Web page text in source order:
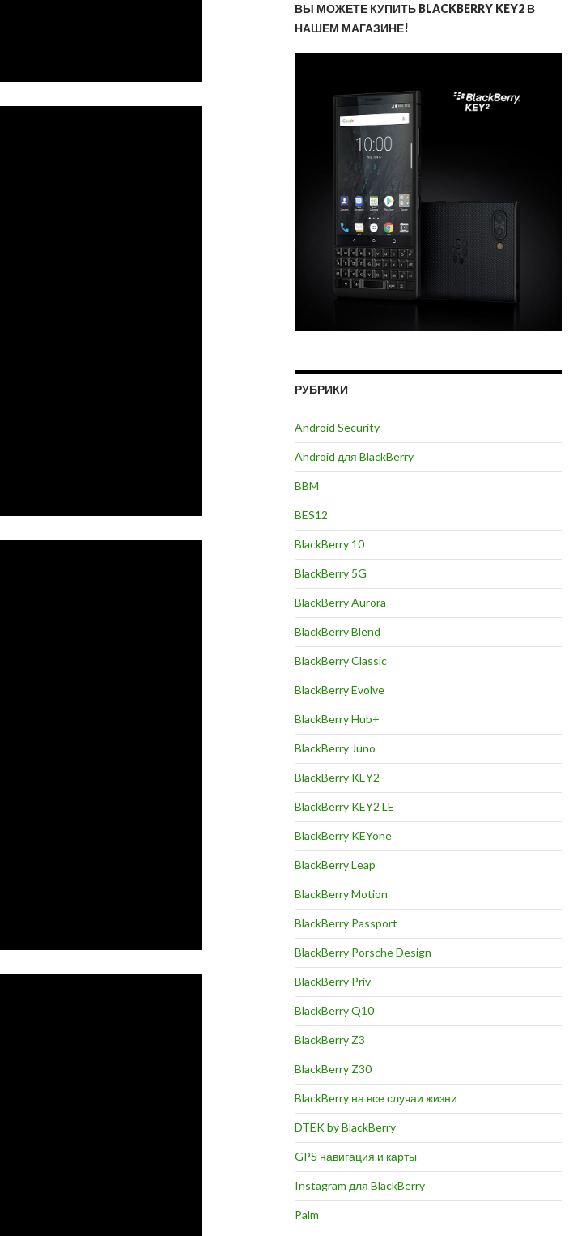
ВЫ МОЖЕТЕ КУПИТЬ BLACKBERRY KEY2 В
НАШЕМ МАГАЗИНЕ!
РУБРИКИ
Android Security
Android для BlackBerry
BBM
BES12
BlackBerry 10
BlackBerry 5G
BlackBerry Aurora
BlackBerry Blend
BlackBerry Classic
BlackBerry Evolve
BlackBerry Hub+
BlackBerry Juno
BlackBerry KEY2
BlackBerry KEY2 LE
BlackBerry KEYone
BlackBerry Leap
BlackBerry Motion
BlackBerry Passport
BlackBerry Porsche Design
BlackBerry Priv
BlackBerry Q10
BlackBerry Z3
BlackBerry Z30
BlackBerry на все случаи жизни
DTEK by BlackBerry
GPS навигация и карты
Instagram для BlackBerry
Palm